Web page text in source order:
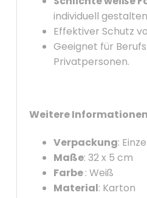
individuell
Effektiver Schutz
Geeignet für
Privatpersonen.
Weitere
Verpackung:
Maße: 32 x 5 cm
Farbe: Weiß
Material: Karton